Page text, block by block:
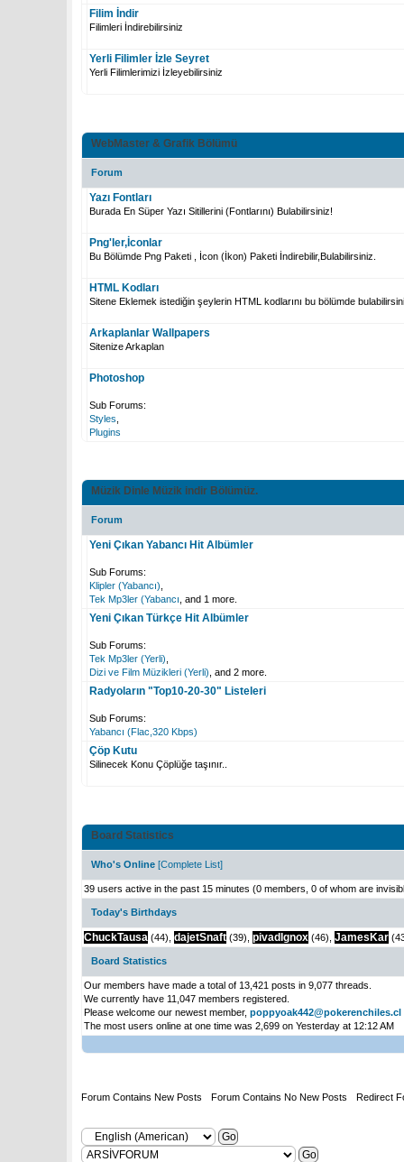
Filim İndir
Filimleri İndirebilirsiniz
Yerli Filimler İzle Seyret
Yerli Filimlerimizi İzleyebilirsiniz
WebMaster & Grafik Bölümü
Forum
Yazı Fontları
Burada En Süper Yazı Sitillerini (Fontlarını) Bulabilirsiniz!
Png'ler,İconlar
Bu Bölümde Png Paketi , İcon (İkon) Paketi İndirebilir,Bulabilirsiniz.
HTML Kodları
Sitene Eklemek istediğin şeylerin HTML kodlarını bu bölümde
Arkaplanlar Wallpapers
Sitenize Arkaplan
Photoshop
Sub Forums:
Styles
Plugins
Müzik Dinle Müzik indir Bölümüz.
Forum
Yeni Çıkan Yabancı Hit Albümler
Sub Forums:
Klipler (Yabancı)
Tek Mp3ler (Yabancı , and 1 more.
Yeni Çıkan Türkçe Hit Albümler
Sub Forums:
Tek Mp3ler (Yerli)
Dizi ve Film Müzikleri (Yerli) , and 2 more.
Radyoların "Top10-20-30" Listeleri
Sub Forums:
Yabancı (Flac,320 Kbps)
Çöp Kutu
Silinecek Konu Çöplüğe taşınır..
Board Statistics
Who's Online [Complete List]
39 users active in the past 15 minutes (0 members, 0 of whom are
Today's Birthdays
ChuckTausa (44), dajetSnaft (39), pivadIgnox (46), JamesKar
Board Statistics
Our members have made a total of 13,421 posts in 9,077 threads.
We currently have 11,047 members registered.
Please welcome our newest member, poppyoak442@pokerenchiles.cl
The most users online at one time was 2,699 on Yesterday at 12:12 AM
Forum Contains New Posts Forum Contains No New Posts Redirect